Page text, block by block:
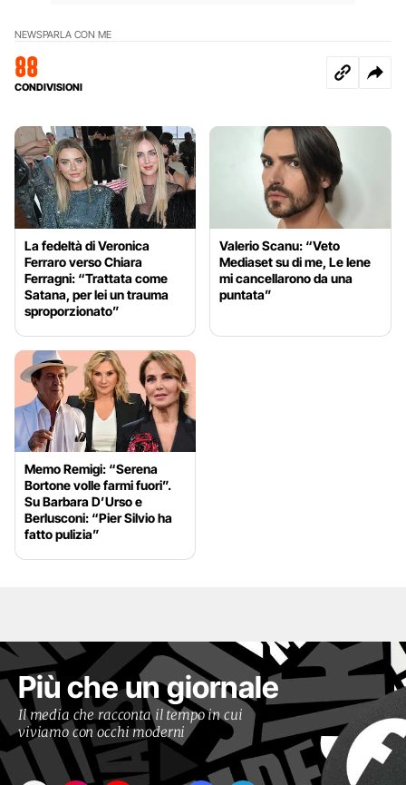
NEWSPARLA CON ME
88
CONDIVISIONI
La fedeltà di Veronica
Ferraro verso Chiara
Ferragni: “Trattata come
Satana, per lei un trauma
sproporzionato”
Valerio Scanu: “Veto
Mediaset su di me, Le Iene
mi cancellarono da una
puntata”
Memo Remigi: “Serena
Bortone volle farmi fuori”.
Su Barbara D’Urso e
Berlusconi: “Pier Silvio ha
fatto pulizia”
Più che un giornale
Il media che racconta il tempo in cui
viviamo con occhi moderni